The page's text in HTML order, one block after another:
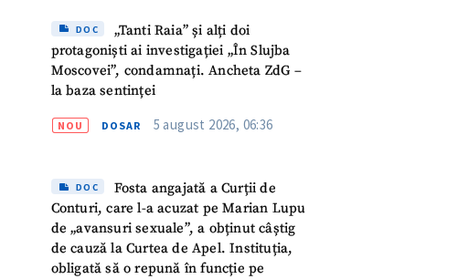
DOC
„Tanti Raia” și alți doi
protagoniști ai investigației „În Slujba
Moscovei”, condamnați. Ancheta ZdG –
la baza sentinței
NOU DOSAR 5 august 2026, 06:36
DOC
Fosta angajată a Curții de
Conturi, care l-a acuzat pe Marian Lupu
de „avansuri sexuale”, a obținut câștig
de cauză la Curtea de Apel. Instituția,
obligată să o repună în funcție pe
+ Numele meu
+ Emailul meu